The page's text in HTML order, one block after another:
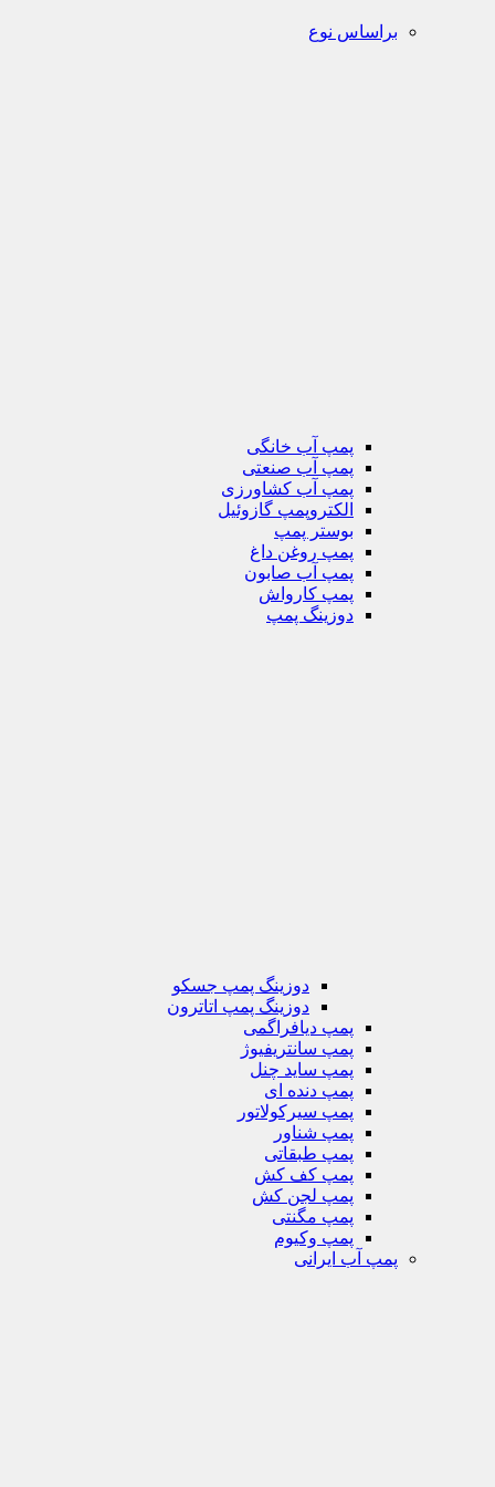
براساس نوع
پمپ آب خانگی
پمپ آب صنعتی
پمپ آب کشاورزی
الکتروپمپ گازوئیل
بوستر پمپ
پمپ روغن داغ
پمپ آب صابون
پمپ کارواش
دوزینگ پمپ
دوزینگ پمپ جسکو
دوزینگ پمپ اتاترون
پمپ دیافراگمی
پمپ سانتریفیوژ
پمپ ساید چنل
پمپ دنده ای
پمپ سیرکولاتور
پمپ شناور
پمپ طبقاتی
پمپ کف کش
پمپ لجن کش
پمپ مگنتی
پمپ وکیوم
پمپ آب ایرانی